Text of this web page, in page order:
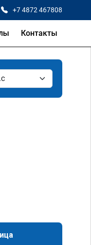
+7 4872 467808
Контакты